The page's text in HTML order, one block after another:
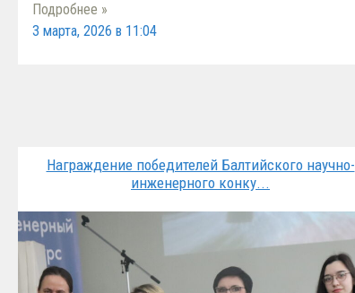
Подробнее »
3 марта, 2026 в 11:04
Награждение победителей Балтийского научно-
инженерного конку...